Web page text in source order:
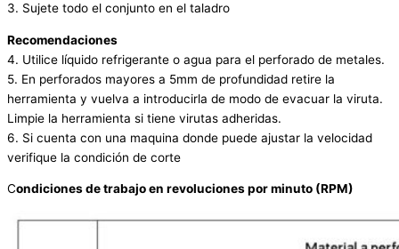
3. Sujete todo el conjunto en el taladro
Recomendaciones
4. Utilice líquido refrigerante o agua para el perforado de metales.
5. En perforados mayores a 5mm de profundidad retire la
herramienta y vuelva a introducirla de modo de evacuar la viruta.
Limpie la herramienta si tiene virutas adheridas.
6. Si cuenta con una maquina donde puede ajustar la velocidad
verifique la condición de corte
Condiciones de trabajo en revoluciones por minuto (RPM)